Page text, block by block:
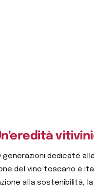
generazioni dedicate
del vino toscano e
alla sostenibilità,